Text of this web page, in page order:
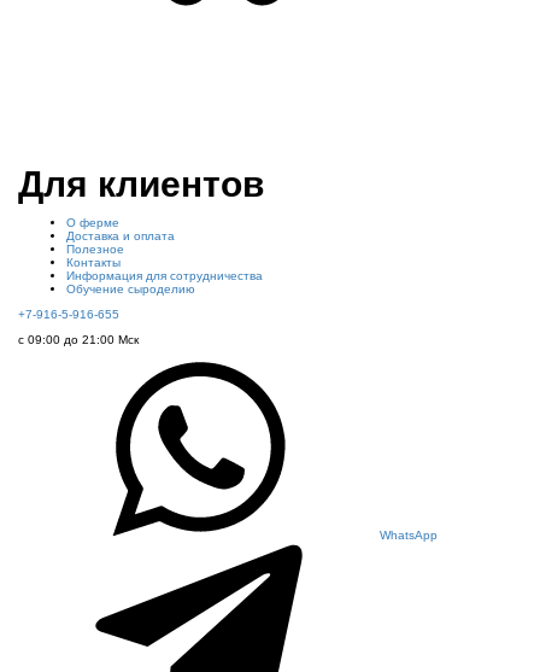
Для клиентов
О ферме
Доставка и оплата
Полезное
Контакты
Информация для сотрудничества
Обучение сыроделию
+7-916-5-916-655
с 09:00 до 21:00 Мск
WhatsApp